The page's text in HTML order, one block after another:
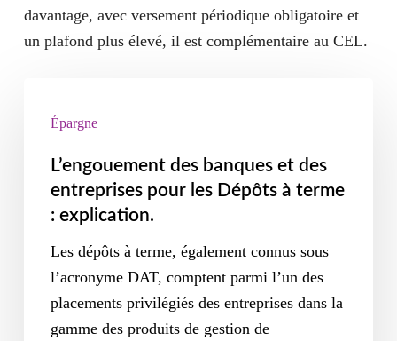
davantage, avec versement périodique obligatoire et
un plafond plus élevé, il est complémentaire au CEL.
Épargne
L’engouement des banques et des
entreprises pour les Dépôts à terme
: explication.
Les dépôts à terme, également connus sous
l’acronyme DAT, comptent parmi l’un des
placements privilégiés des entreprises dans la
gamme des produits de gestion de